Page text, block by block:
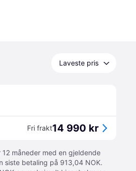
Laveste pris
Fri frakt14 990 kr
måneder med en gjeldende
siste betaling på 913,04 NOK.